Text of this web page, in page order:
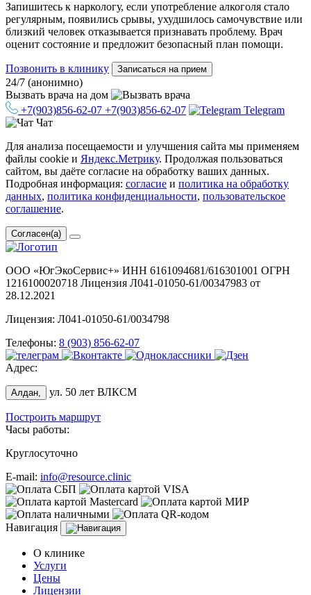
Запишитесь к наркологу, если употребление алкоголя стало
регулярным, появились срывы, ухудшилось самочувствие или
близкий человек отказывается признавать проблему. Врач
оценит состояние и предложит безопасный план помощи.
Позвонить в клинику Записаться на прием
24/7 (анонимно)
Вызвать врача на дом
+7(903)856-62-07 +7(903)856-62-07
Telegram
Чат
Для анализа посещаемости и улучшения сайта мы применяем
файлы cookie и Яндекс.Метрику. Продолжая пользоваться
сайтом, вы даёте согласие на обработку ваших данных.
Подробная информация: согласие и политика на обработку
данных, политика конфиденциальности, пользовательское
соглашение.
Согласен(а)
ООО «ЮгЭкоСервис+» ИНН 6161094681/616301001 ОГРН
1216100020718 Лицензия Л041-01050-61/00347983 от
28.12.2021
Лицензия: Л041-01050-61/0034798
Телефоны: 8 (903) 856-62-07
Адрес:
Алдан, ул. 50 лет ВЛКСМ
Построить маршрут
Часы работы:
Круглосуточно
E-mail: info@resource.clinic
Навигация
О клинике
Услуги
Цены
Лицензии